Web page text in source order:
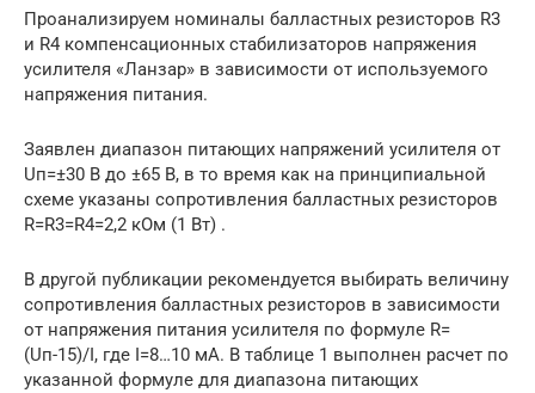
Проанализируем номиналы балластных резисторов R3
и R4 компенсационных стабилизаторов напряжения
усилителя «Ланзар» в зависимости от используемого
напряжения питания.
Заявлен диапазон питающих напряжений усилителя от
Uп=±30 В до ±65 В, в то время как на принципиальной
схеме указаны сопротивления балластных резисторов
R=R3=R4=2,2 кОм (1 Вт) .
В другой публикации рекомендуется выбирать величину
сопротивления балластных резисторов в зависимости
от напряжения питания усилителя по формуле R=
(Uп-15)/I, где I=8…10 мА. В таблице 1 выполнен расчет по
указанной формуле для диапазона питающих